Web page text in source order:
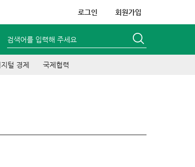
로그인 회원가입
검색어를 입력해 주세요
털 경제 국제협력